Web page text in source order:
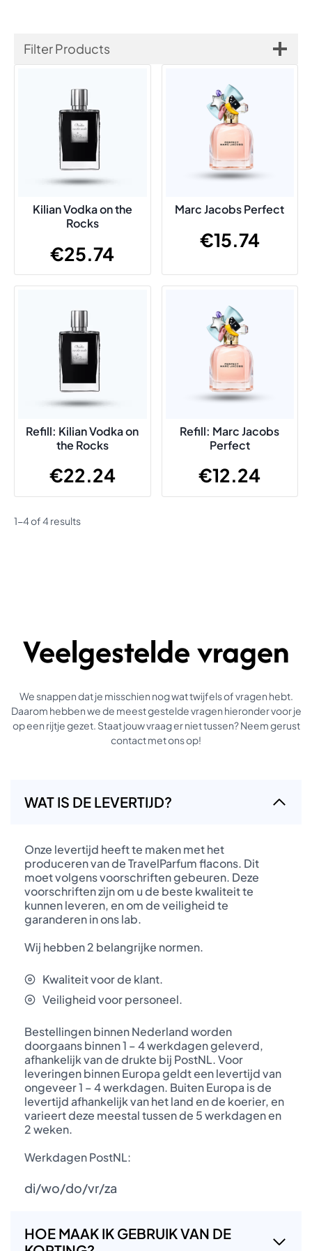
Filter Products
Kilian Vodka on the
Rocks
€25.74
Marc Jacobs Perfect
€15.74
Refill: Kilian Vodka on
the Rocks
€22.24
Refill: Marc Jacobs
Perfect
€12.24
1-4 of 4 results
Veelgestelde vragen
We snappen dat je misschien nog wat twijfels of vragen hebt.
Daarom hebben we de meest gestelde vragen hieronder voor je
op een rijtje gezet. Staat jouw vraag er niet tussen? Neem gerust
contact met ons op!
WAT IS DE LEVERTIJD?
Onze levertijd heeft te maken met het
produceren van de TravelParfum flacons. Dit
moet volgens voorschriften gebeuren. Deze
voorschriften zijn om u de beste kwaliteit te
kunnen leveren, en om de veiligheid te
garanderen in ons lab.
Wij hebben 2 belangrijke normen.
Kwaliteit voor de klant.
Veiligheid voor personeel.
Bestellingen binnen Nederland worden
doorgaans binnen 1 – 4 werkdagen geleverd,
afhankelijk van de drukte bij PostNL. Voor
leveringen binnen Europa geldt een levertijd van
ongeveer 1 – 4 werkdagen. Buiten Europa is de
levertijd afhankelijk van het land en de koerier, en
varieert deze meestal tussen de 5 werkdagen en
2 weken.
Werkdagen PostNL:
di/wo/do/vr/za
HOE MAAK IK GEBRUIK VAN DE